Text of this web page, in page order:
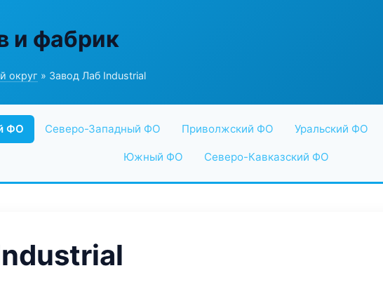
и фабрик
округ » Завод Лаб Industrial
ФО Северо-Западный ФО Приволжский ФО Уральский ФО
Южный ФО Северо-Кавказский ФО